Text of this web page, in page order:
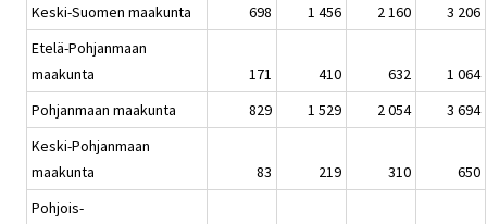
Keski-Suomen maakunta
698 1 456 2 160
3 206
Etelä-Pohjanmaan
maakunta
171 410 632
1 064
Pohjanmaan maakunta
829 1 529 2 054
3 694
Keski-Pohjanmaan
maakunta
83 219 310
650
Pohjois-